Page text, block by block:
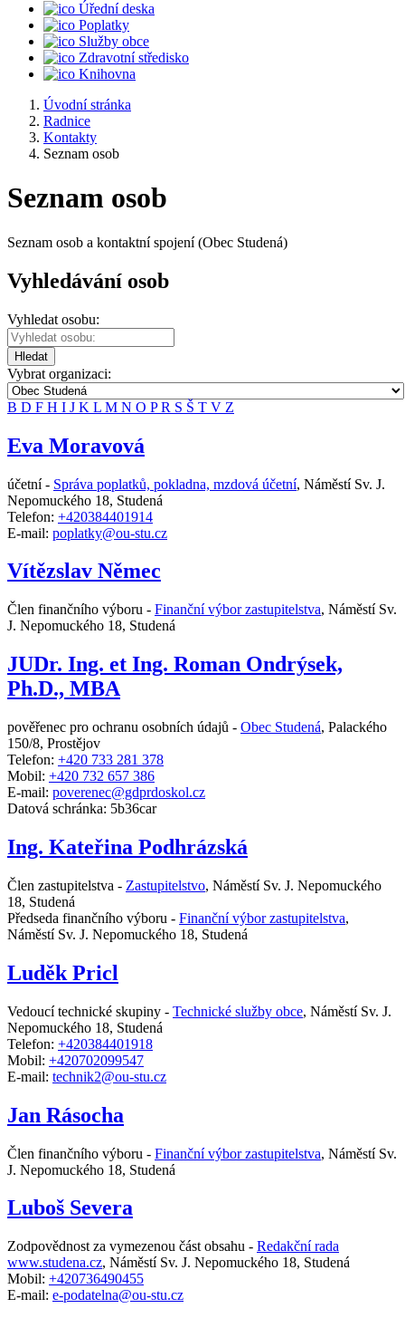
Úřední deska
Poplatky
Služby obce
Zdravotní středisko
Knihovna
Úvodní stránka
Radnice
Kontakty
Seznam osob
Seznam osob
Seznam osob a kontaktní spojení (Obec Studená)
Vyhledávání osob
Vyhledat osobu:
Hledat
Vybrat organizaci:
B D F H I J K L M N O PR S Š T V Z
Eva Moravová
účetní - Správa poplatků, pokladna, mzdová účetní, Náměstí Sv. J.
Nepomuckého 18, Studená
Telefon: +420384401914
E-mail: poplatky@ou-stu.cz
Vítězslav Němec
Člen finančního výboru - Finanční výbor zastupitelstva, Náměstí Sv.
J. Nepomuckého 18, Studená
JUDr. Ing. et Ing. Roman Ondrýsek,
Ph.D., MBA
pověřenec pro ochranu osobních údajů - Obec Studená, Palackého
150/8, Prostějov
Telefon: +420 733 281 378
Mobil: +420 732 657 386
E-mail: poverenec@gdprdoskol.cz
Datová schránka: 5b36car
Ing. Kateřina Podhrázská
Člen zastupitelstva - Zastupitelstvo, Náměstí Sv. J. Nepomuckého
18, Studená
Předseda finančního výboru - Finanční výbor zastupitelstva,
Náměstí Sv. J. Nepomuckého 18, Studená
Luděk Pricl
Vedoucí technické skupiny - Technické služby obce, Náměstí Sv. J.
Nepomuckého 18, Studená
Telefon: +420384401918
Mobil: +420702099547
E-mail: technik2@ou-stu.cz
Jan Rásocha
Člen finančního výboru - Finanční výbor zastupitelstva, Náměstí Sv.
J. Nepomuckého 18, Studená
Luboš Severa
Zodpovědnost za vymezenou část obsahu - Redakční rada
www.studena.cz, Náměstí Sv. J. Nepomuckého 18, Studená
Mobil: +420736490455
E-mail: e-podatelna@ou-stu.cz